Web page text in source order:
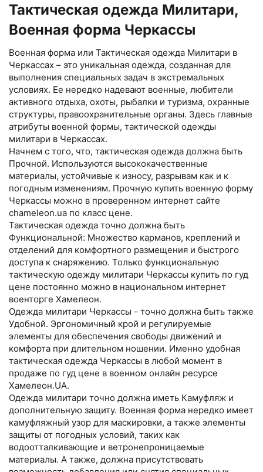
Тактическая одежда Милитари,
Военная форма Черкассы
Военная форма или Тактическая одежда Милитари в
Черкассах – это уникальная одежда, созданная для
выполнения специальных задач в экстремальных
условиях. Ее нередко надевают военные, любители
активного отдыха, охоты, рыбалки и туризма, охранные
структуры, правоохранительные органы. Здесь главные
атрибуты военной формы, тактической одежды
милитари в Черкассах.
Начнем с того, что, тактическая одежда должна быть
Прочной. Используются высококачественные
материалы, устойчивые к износу, разрывам как и к
погодным изменениям. Прочную купить военную форму
Черкассы можно в проверенном интернет сайте
chameleon.ua по класс цене.
Тактическая одежда точно должна быть
Функциональной: Множество карманов, креплений и
отделений для комфортного размещения и быстрого
доступа к снаряжению. Только функциональную
тактическую одежду милитари Черкассы купить по гуд
цене постоянно можно в национальном интернет
военторге Хамелеон.
Одежда милитари Черкассы - точно должна быть также
Удобной. Эргономичный крой и регулируемые
элементы для обеспечения свободы движений и
комфорта при длительном ношении. Именно удобная
тактическая одежда Черкассы в любой момент в
продаже по гуд цене в военном онлайн ресурсе
Хамелеон.UA.
Одежда милитари точно должна иметь Камуфляж и
дополнительную защиту. Военная форма нередко имеет
камуфляжный узор для маскировки, а также элементы
защиты от погодных условий, таких как
водоотталкивающие и ветронепроницаемые
материалы. А также, должна присутствовать